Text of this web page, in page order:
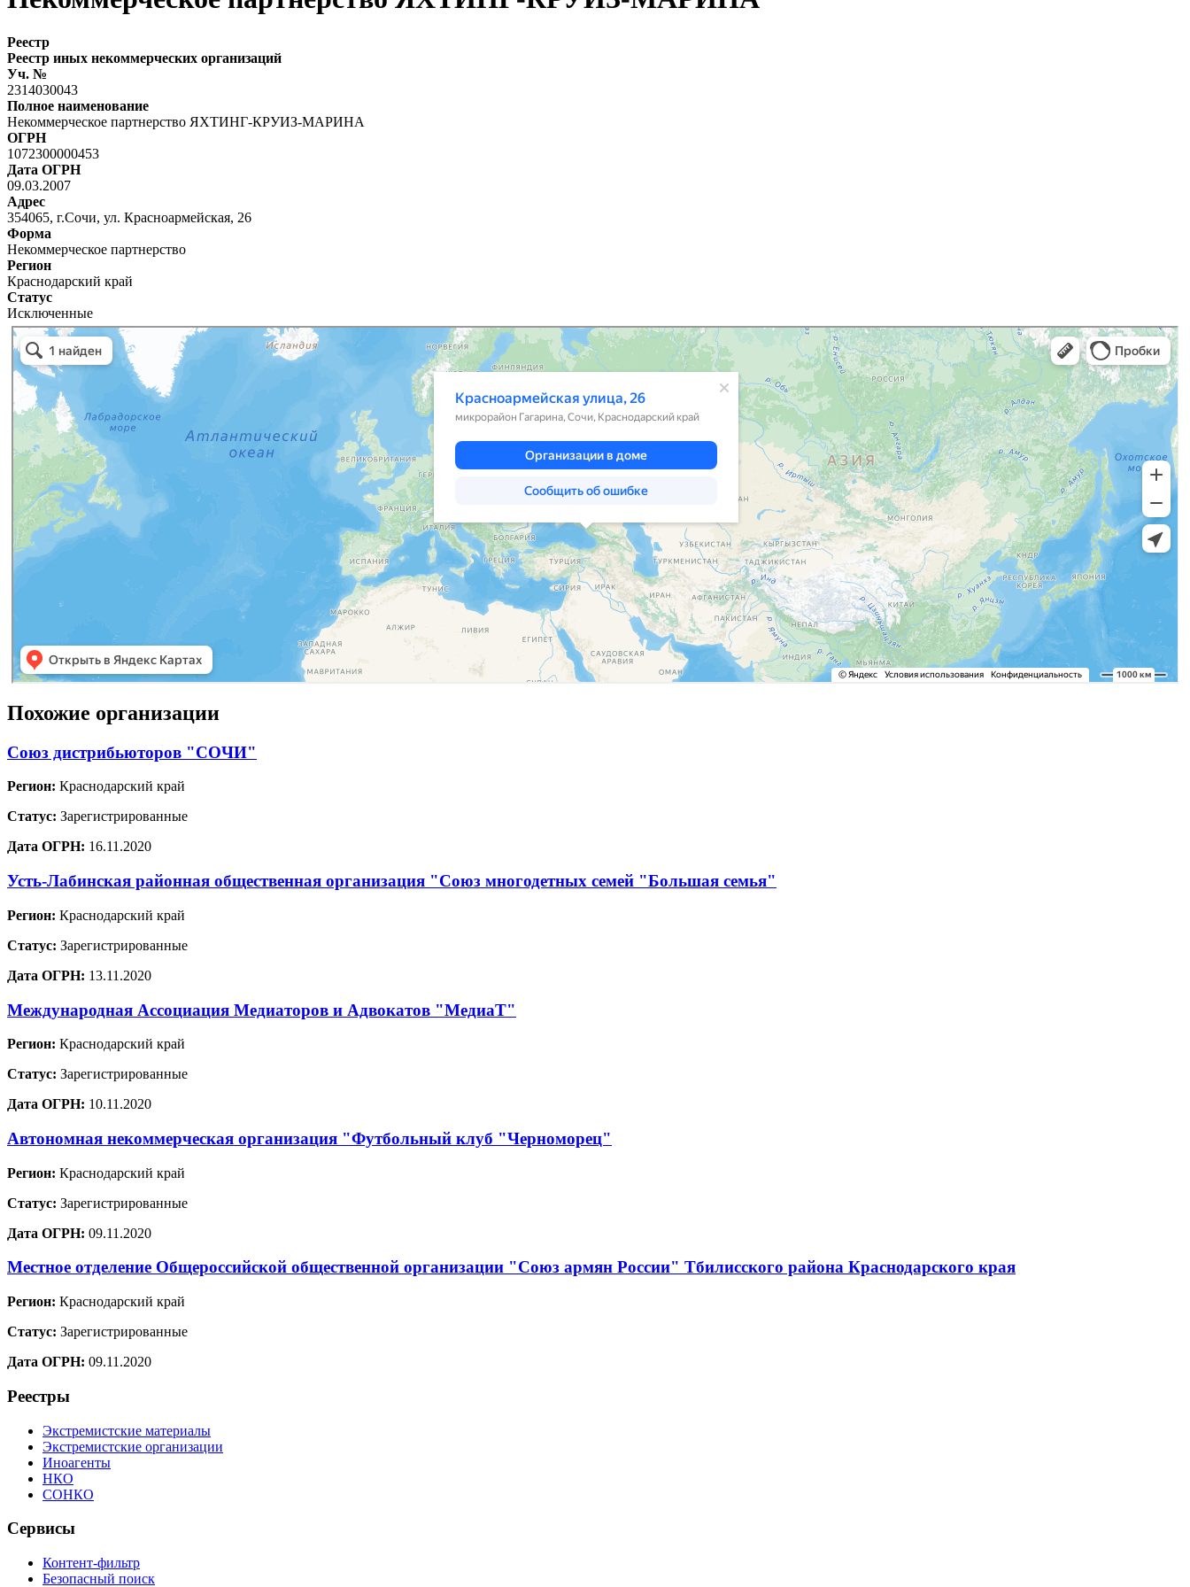
Реестр
Реестр иных некоммерческих организаций
Уч. №
2314030043
Полное наименование
Некоммерческое партнерство ЯХТИНГ-КРУИЗ-МАРИНА
ОГРН
1072300000453
Дата ОГРН
09.03.2007
Адрес
354065, г.Сочи, ул. Красноармейская, 26
Форма
Некоммерческое партнерство
Регион
Краснодарский край
Статус
Исключенные
Похожие организации
Союз дистрибьюторов "СОЧИ"
Регион: Краснодарский край
Статус: Зарегистрированные
Дата ОГРН: 16.11.2020
Усть-Лабинская районная общественная организация "Союз многодетных семей "Большая семья"
Регион: Краснодарский край
Статус: Зарегистрированные
Дата ОГРН: 13.11.2020
Международная Ассоциация Медиаторов и Адвокатов "МедиаТ"
Регион: Краснодарский край
Статус: Зарегистрированные
Дата ОГРН: 10.11.2020
Автономная некоммерческая организация "Футбольный клуб "Черноморец"
Регион: Краснодарский край
Статус: Зарегистрированные
Дата ОГРН: 09.11.2020
Местное отделение Общероссийской общественной организации "Союз армян России" Тбилисского района Краснодарского края
Регион: Краснодарский край
Статус: Зарегистрированные
Дата ОГРН: 09.11.2020
Реестры
Экстремистские материалы
Экстремистские организации
Иноагенты
НКО
СОНКО
Сервисы
Контент-фильтр
Безопасный поиск